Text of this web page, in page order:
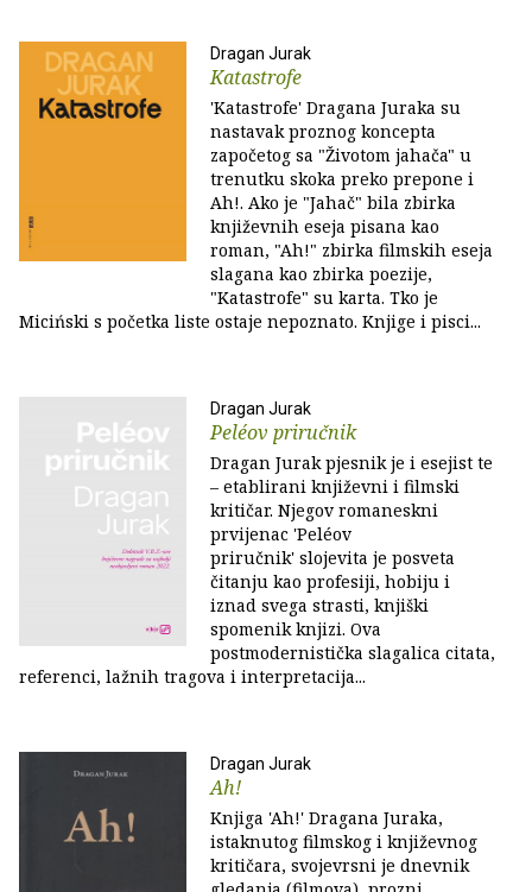
Dragan Jurak
Katastrofe
'Katastrofe' Dragana Juraka su
nastavak proznog koncepta
započetog sa "Životom jahača" u
trenutku skoka preko prepone i
Ah!. Ako je "Jahač" bila zbirka
književnih eseja pisana kao
roman, "Ah!" zbirka filmskih eseja
slagana kao zbirka poezije,
"Katastrofe" su karta. Tko je
Miciński s početka liste ostaje nepoznato. Knjige i pisci...
Dragan Jurak
Peléov priručnik
Dragan Jurak pjesnik je i esejist te
– etablirani književni i filmski
kritičar. Njegov romaneskni
prvijenac 'Peléov
priručnik' slojevita je posveta
čitanju kao profesiji, hobiju i
iznad svega strasti, knjiški
spomenik knjizi. Ova
postmodernistička slagalica citata,
referenci, lažnih tragova i interpretacija...
Dragan Jurak
Ah!
Knjiga 'Ah!' Dragana Juraka,
istaknutog filmskog i književnog
kritičara, svojevrsni je dnevnik